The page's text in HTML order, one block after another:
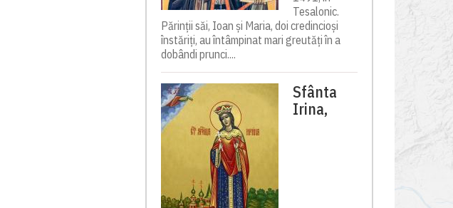
Tesalonic.
Părinții săi, Ioan și Maria, doi credincioși
înstăriți, au întâmpinat mari greutăți în a
dobândi prunci....
Sfânta
Irina,